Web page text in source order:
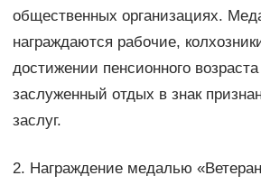
общест­венных организациях.
награждаются рабочие,
достижении пенсионного
заслуженный отдых в знак
заслуг.
2. Награждение медалью